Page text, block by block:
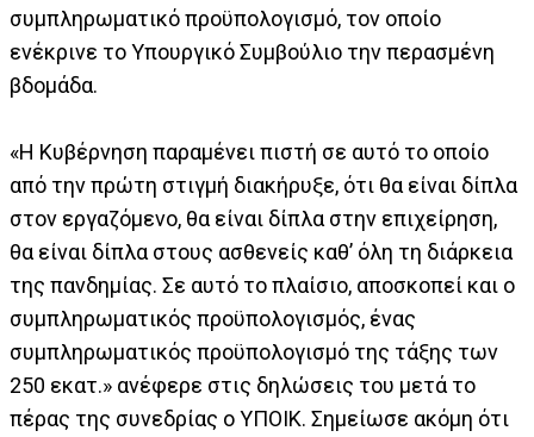
συμπληρωματικό προϋπολογισμό, τον οποίο
ενέκρινε το Υπουργικό Συμβούλιο την περασμένη
βδομάδα.
«Η Κυβέρνηση παραμένει πιστή σε αυτό το οποίο
από την πρώτη στιγμή διακήρυξε, ότι θα είναι δίπλα
στον εργαζόμενο, θα είναι δίπλα στην επιχείρηση,
θα είναι δίπλα στους ασθενείς καθ’ όλη τη διάρκεια
της πανδημίας. Σε αυτό το πλαίσιο, αποσκοπεί και ο
συμπληρωματικός προϋπολογισμός, ένας
συμπληρωματικός προϋπολογισμό της τάξης των
250 εκατ.» ανέφερε στις δηλώσεις του μετά το
πέρας της συνεδρίας ο ΥΠΟΙΚ. Σημείωσε ακόμη ότι